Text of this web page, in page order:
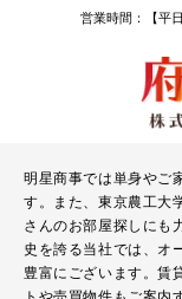
営業時間：【平
明星商事では単身やご
す。また、東京農工大
さんのお部屋探しにも
史を誇る当社では、オ
豊富にございます。賃